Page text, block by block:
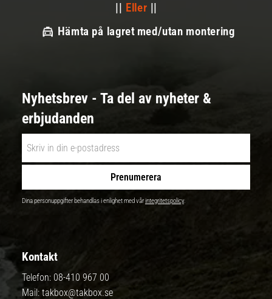
|| Eller ||
Hämta på lagret med/utan montering
Nyhetsbrev - Ta del av nyheter &
erbjudanden
Prenumerera
Dina personuppgifter behandlas i enlighet med vårintegritetspolicy.
Kontakt
Telefon: 08-410 967 00
Mail: takbox@takbox.se